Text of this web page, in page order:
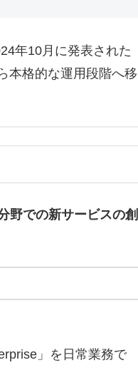
年10月に発表された
本格的な運用段階へ移
野での新サービスの創
」を日常業務で